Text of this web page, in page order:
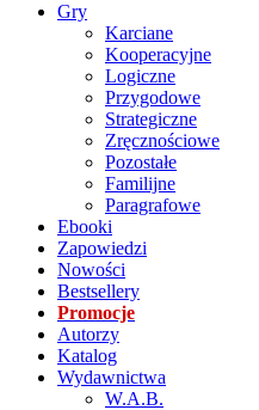
Gry
Karciane
Kooperacyjne
Logiczne
Przygodowe
Strategiczne
Zręcznościowe
Pozostałe
Familijne
Paragrafowe
Ebooki
Zapowiedzi
Nowości
Bestsellery
Promocje
Autorzy
Katalog
Wydawnictwa
W.A.B.